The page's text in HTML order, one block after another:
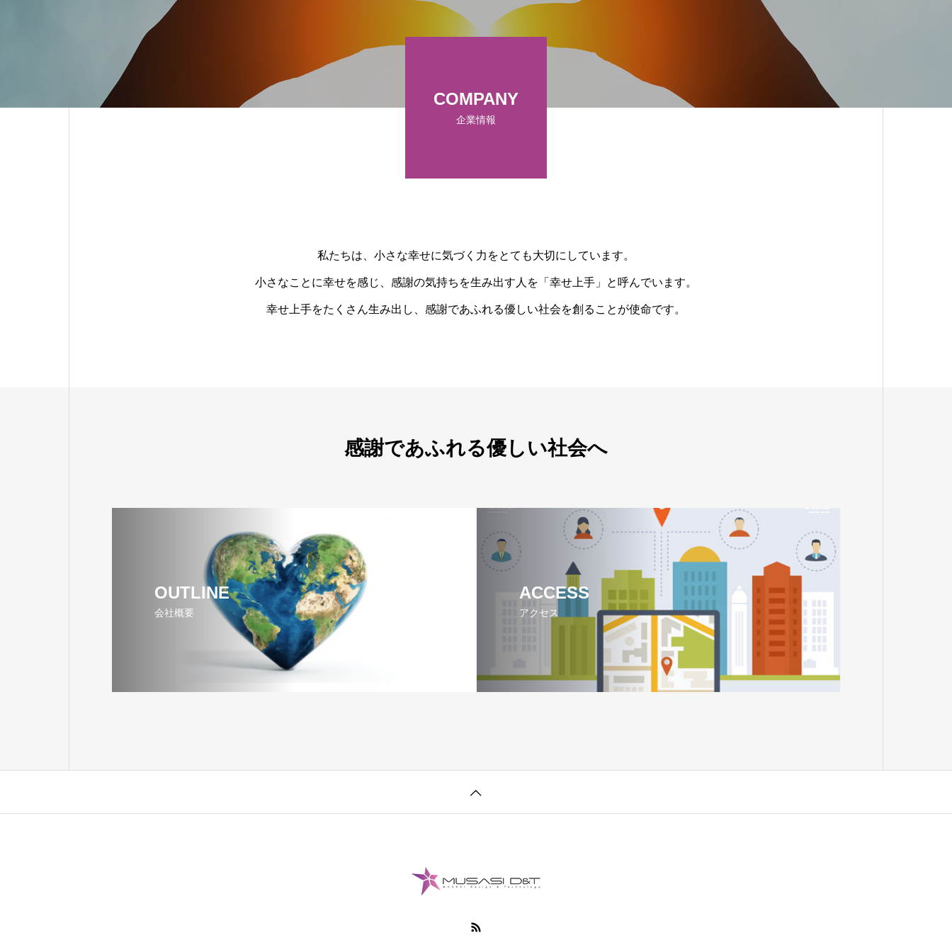
COMPANY
企業情報
私たちは、小さな幸せに気づく力をとても大切にしています。
小さなことに幸せを感じ、感謝の気持ちを生み出す人を「幸せ上手」と呼んでいます。
幸せ上手をたくさん生み出し、感謝であふれる優しい社会を創ることが使命です。
感謝であふれる優しい社会へ
OUTLINE
会社概要
ACCESS
アクセス